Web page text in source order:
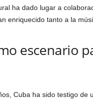
ha dado lugar a
enriquecido tanto a la
escenario
Cuba ha sido testigo